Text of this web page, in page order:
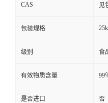
CAS 见
包装规格
级别 食
有效物质含量 99
是否进口 否